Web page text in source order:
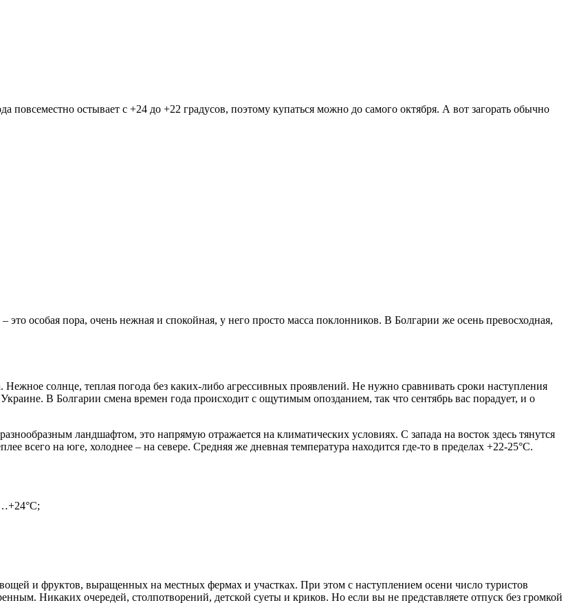
остывает с +24 до +22 градусов, поэтому купаться можно до самого октября. А вот загорать обычно
это особая пора, очень нежная и спокойная, у него просто масса поклонников. В Болгарии же осень превосходная,
Нежное солнце, теплая погода без каких-либо агрессивных проявлений. Не нужно сравнивать сроки наступления
В Болгарии смена времен года происходит с ощутимым опозданием, так что сентябрь вас порадует, и о
ландшафтом, это напрямую отражается на климатических условиях. С запада на восток здесь тянутся
всего на юге, холоднее – на севере. Средняя же дневная температура находится где-то в пределах +22-25°С.
и фруктов, выращенных на местных фермах и участках. При этом с наступлением осени число туристов
Никаких очередей, столпотворений, детской суеты и криков. Но если вы не представляете отпуск без громкой